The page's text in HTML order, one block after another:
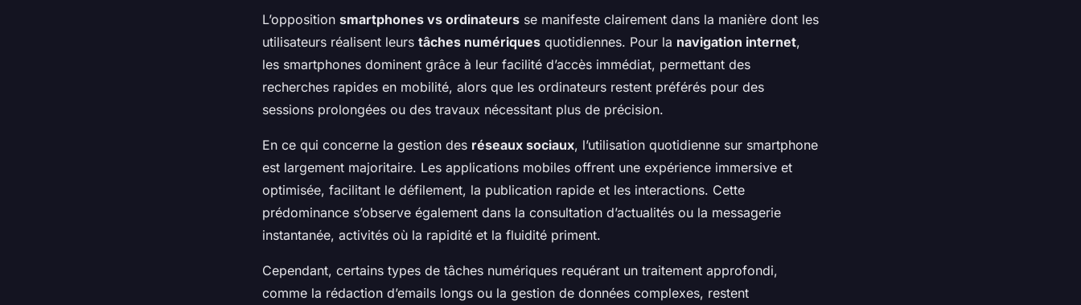
L’opposition smartphones vs ordinateurs se manifeste clairement dans la manière dont les
utilisateurs réalisent leurs tâches numériques quotidiennes. Pour la navigation internet,
les smartphones dominent grâce à leur facilité d’accès immédiat, permettant des
recherches rapides en mobilité, alors que les ordinateurs restent préférés pour des
sessions prolongées ou des travaux nécessitant plus de précision.
En ce qui concerne la gestion des réseaux sociaux, l’utilisation quotidienne sur smartphone
est largement majoritaire. Les applications mobiles offrent une expérience immersive et
optimisée, facilitant le défilement, la publication rapide et les interactions. Cette
prédominance s’observe également dans la consultation d’actualités ou la messagerie
instantanée, activités où la rapidité et la fluidité priment.
Cependant, certains types de tâches numériques requérant un traitement approfondi,
comme la rédaction d’emails longs ou la gestion de données complexes, restent